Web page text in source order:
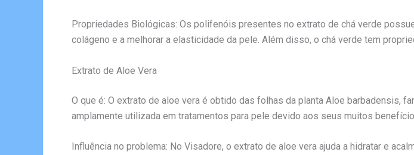
Propriedades Biológicas: Os polifenóis presentes no extrato de chá verde
colágeno e a melhorar a elasticidade da pele. Além disso, o chá verde tem
Extrato de Aloe Vera
O que é: O extrato de aloe vera é obtido das folhas da planta Aloe barbadensis,
amplamente utilizada em tratamentos para pele devido aos seus muitos
Influência no problema: No Visadore, o extrato de aloe vera ajuda a hidratar e